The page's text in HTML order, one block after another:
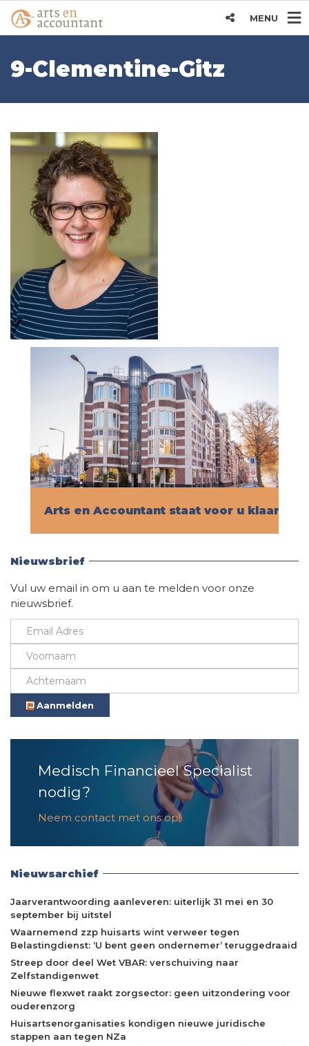
MENU
9-Clementine-Gitz
Arts en Accountant staat voor u klaar!
Nieuwsbrief
Vul uw email in om u aan te melden voor onze
nieuwsbrief.
Aanmelden
Medisch Financieel Specialist
nodig?
Neem contact met ons op!
Nieuwsarchief
Jaarverantwoording aanleveren: uiterlijk 31 mei en 30
september bij uitstel
Waarnemend zzp huisarts wint verweer tegen
Belastingdienst: ‘U bent geen ondernemer’ teruggedraaid
Streep door deel Wet VBAR: verschuiving naar
Zelfstandigenwet
Nieuwe flexwet raakt zorgsector: geen uitzondering voor
ouderenzorg
Huisartsenorganisaties kondigen nieuwe juridische
stappen aan tegen NZa